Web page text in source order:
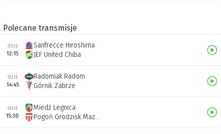
Polecane transmisje
dziś
12:15
Sanfrecce Hiroshima
JEF United Chiba
dziś
14:45
Radomiak Radom
Górnik Zabrze
dziś
15:30
Miedź Legnica
Pogoń Grodzisk Mazowiecki